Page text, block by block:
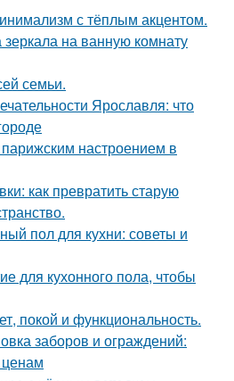
с тёплым акцентом.
на ванную комнату
семьи.
Ярославля: что
настроением в
как превратить старую
пол для кухни: советы и
для кухонного пола, чтобы
покой и функциональность.
заборов и ограждений: